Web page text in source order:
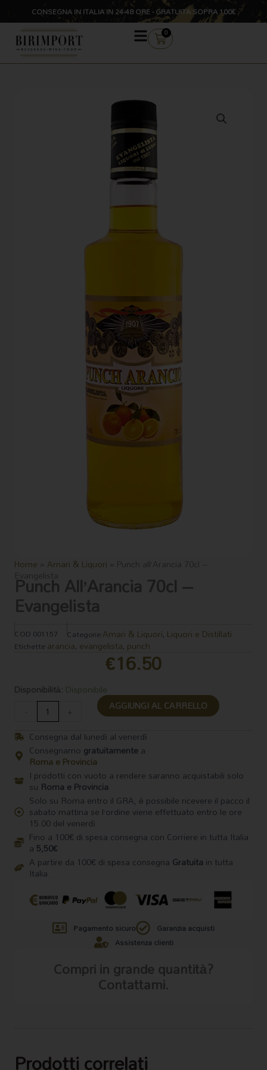
contenuto
CONSEGNA IN ITALIA IN 24-48 ORE - GRATUITA SOPRA 100€
0
CARRELLO
Home » Amari & Liquori » Punch all’Arancia 70cl –
Evangelista
Punch All’Arancia 70cl –
Evangelista
COD 001157 CategorieAmari & Liquori, Liquori e Distillati
Etichettearancia, evangelista, punch
€16.50
Disponibilità: Disponibile
Punch
all'Arancia
Evangelista
quantità
+
AGGIUNGI AL CARRELLO
Consegna dal lunedì al venerdì
Consegnamo gratuitamentea
Roma e Provincia
I prodotti con vuoto a rendere saranno acquistabili solo
su Roma e Provincia
Solo su Roma entro il GRA, è possibile ricevere il pacco il
sabato mattina se l’ordine viene effettuato entro le ore
15.00 del venerdì
Fino a 100€ di spesa consegna con Corriere in tutta Italia
a 5,50€
A partire da 100€ di spesa consegna Gratuita in tutta
Italia
Pagamento sicuro
Garanzia acquisti
Assistenza clienti
Compri in grande quantità?
Contattami.